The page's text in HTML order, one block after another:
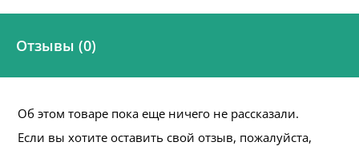
Отзывы (0)
Об этом товаре пока еще ничего не рассказали.
Если вы хотите оставить свой отзыв, пожалуйста,